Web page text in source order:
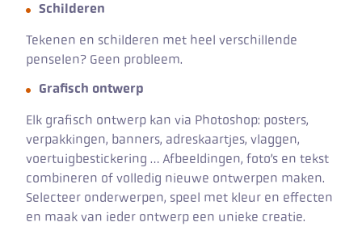
Schilderen
Tekenen en schilderen met heel verschillende
penselen? Geen probleem.
Grafisch ontwerp
Elk grafisch ontwerp kan via Photoshop: posters,
verpakkingen, banners, adreskaartjes, vlaggen,
voertuigbestickering … Afbeeldingen, foto’s en tekst
combineren of volledig nieuwe ontwerpen maken.
Selecteer onderwerpen, speel met kleur en effecten
en maak van ieder ontwerp een unieke creatie.